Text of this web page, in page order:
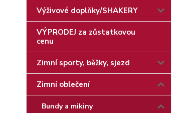
Výživové doplňky/SHAKERY
VÝPRODEJ za zůstatkovou
cenu
Zimní sporty, běžky, sjezd
Zimní oblečení
Bundy a mikiny